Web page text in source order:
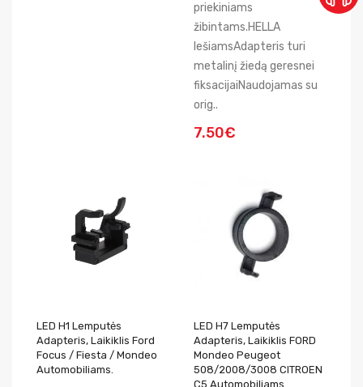
priekiniams
žibintams.HELLA
lešiamsAdapteris turi
metalinį žiedą geresnei
fiksacijaiNaudojamas su
orig..
7.50€
LED H1 Lemputės
Adapteris, Laikiklis Ford
Focus / Fiesta / Mondeo
Automobiliams.
LED H7 Lemputės
Adapteris, Laikiklis FORD
Mondeo Peugeot
508/2008/3008 CITROEN
C5 Automobiliams.